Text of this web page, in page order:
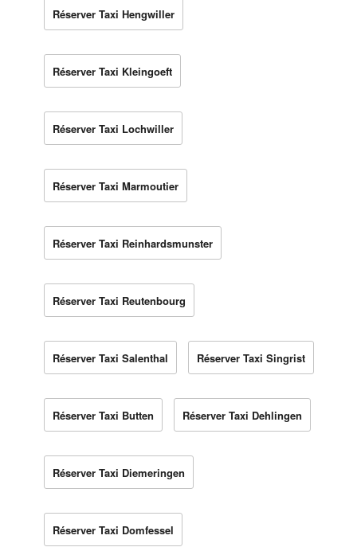
Réserver Taxi Hengwiller
Réserver Taxi Kleingoeft
Réserver Taxi Lochwiller
Réserver Taxi Marmoutier
Réserver Taxi Reinhardsmunster
Réserver Taxi Reutenbourg
Réserver Taxi Salenthal Réserver Taxi Singrist
Réserver Taxi Butten Réserver Taxi Dehlingen
Réserver Taxi Diemeringen
Réserver Taxi Domfessel